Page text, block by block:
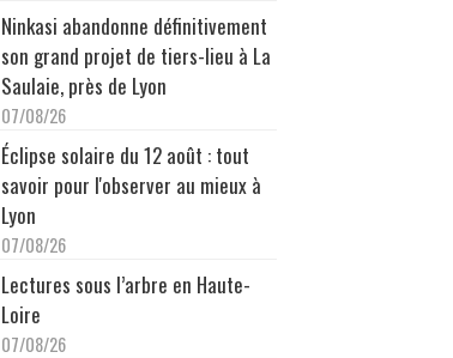
Ninkasi abandonne définitivement
son grand projet de tiers-lieu à La
Saulaie, près de Lyon
07/08/26
Éclipse solaire du 12 août : tout
savoir pour l'observer au mieux à
Lyon
07/08/26
Lectures sous l’arbre en Haute-
Loire
07/08/26